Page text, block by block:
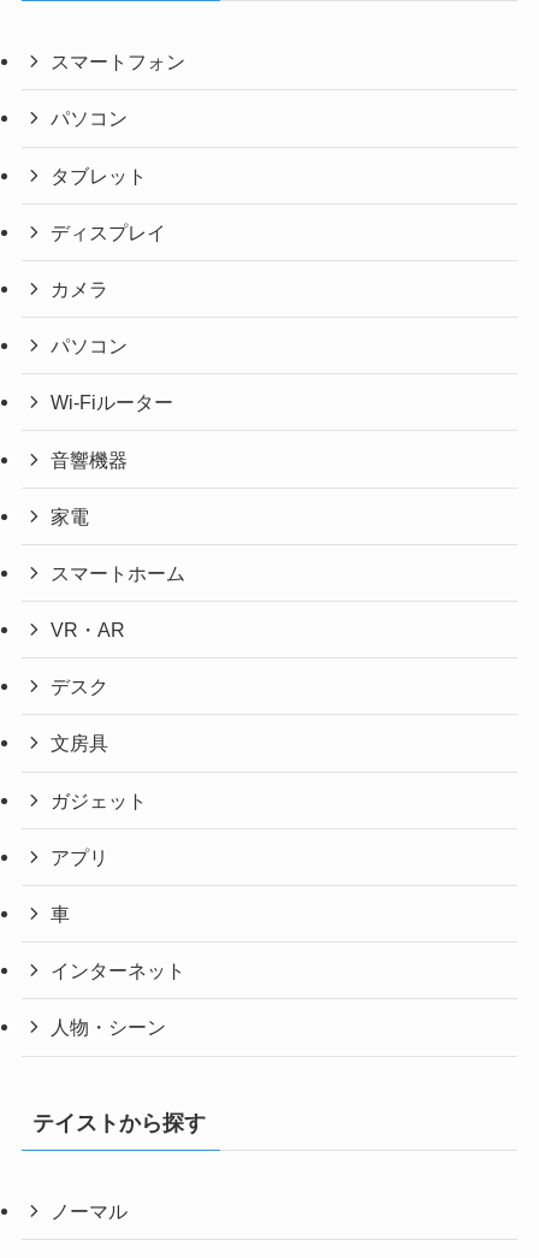
スマートフォン
パソコン
タブレット
ディスプレイ
カメラ
パソコン
Wi-Fiルーター
音響機器
家電
スマートホーム
VR・AR
デスク
文房具
ガジェット
アプリ
車
インターネット
人物・シーン
テイストから探す
ノーマル